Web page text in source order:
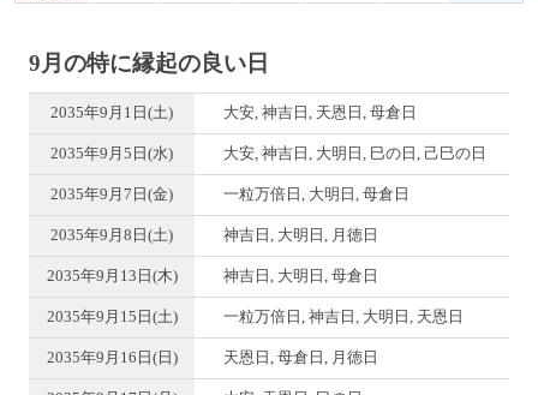
9月の特に縁起の良い日
2035年9月1日(土) 大安, 神吉日, 天恩日, 母倉日
2035年9月5日(水) 大安, 神吉日, 大明日, 巳の日, 己巳の日
2035年9月7日(金) 一粒万倍日, 大明日, 母倉日
2035年9月8日(土) 神吉日, 大明日, 月徳日
2035年9月13日(木) 神吉日, 大明日, 母倉日
2035年9月15日(土) 一粒万倍日, 神吉日, 大明日, 天恩日
2035年9月16日(日) 天恩日, 母倉日, 月徳日